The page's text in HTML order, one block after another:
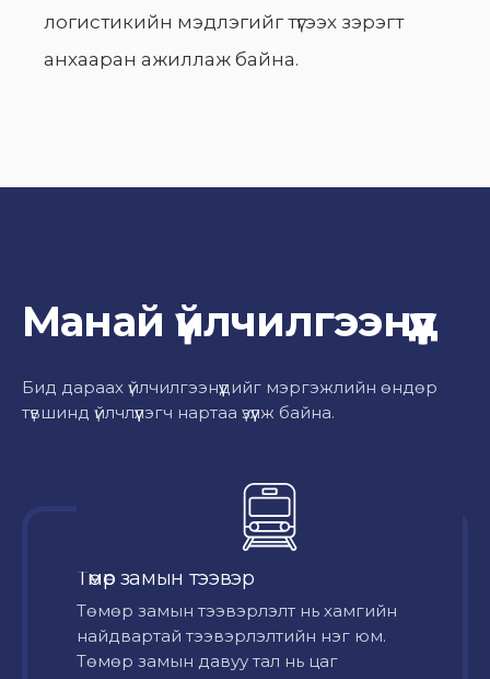
логистикийн мэдлэгийг түгээх зэрэгт
анхааран ажиллаж байна.
Манай үйлчилгээнүүд
Бид дараах үйлчилгээнүүдийг мэргэжлийн өндөр
түвшинд үйлчлүүлэгч нартаа үзүүлж байна.
Төмөр замын тээвэр
Төмөр замын тээвэрлэлт нь хамгийн
найдвартай тээвэрлэлтийн нэг юм.
Төмөр замын давуу тал нь цаг